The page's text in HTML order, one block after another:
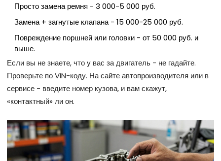
Просто замена ремня - 3 000-5 000 руб.
Замена + загнутые клапана - 15 000-25 000 руб.
Повреждение поршней или головки - от 50 000 руб. и
выше.
Если вы не знаете, что у вас за двигатель - не гадайте.
Проверьте по VIN-коду. На сайте автопроизводителя или в
сервисе - введите номер кузова, и вам скажут,
«контактный» ли он.